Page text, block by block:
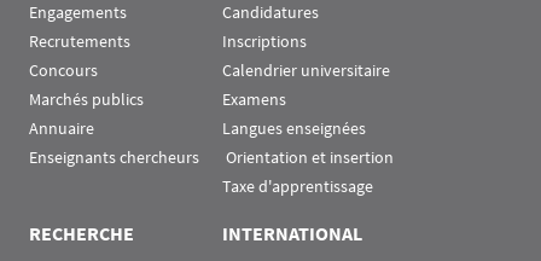
Engagements
Recrutements
Concours
Marchés publics
Annuaire
Enseignants chercheurs
Candidatures
Inscriptions
Calendrier universitaire
Examens
Langues enseignées
Orientation et insertion
Taxe d'apprentissage
RECHERCHE INTERNATIONAL